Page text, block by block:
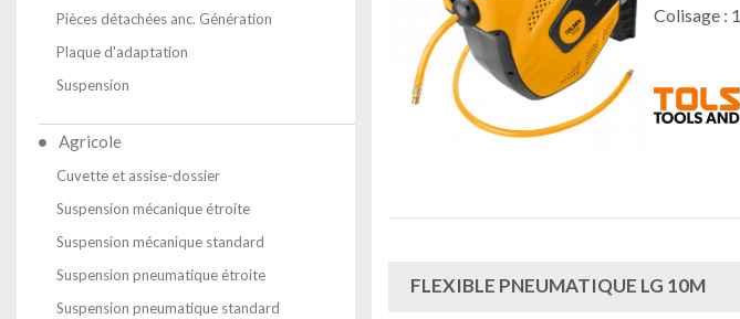
Pièces détachées anc. Génération
Plaque d'adaptation
Suspension
Agricole
Cuvette et assise-dossier
Suspension mécanique étroite
Suspension mécanique standard
Suspension pneumatique étroite
Suspension pneumatique standard
Colisage : 1
FLEXIBLE PNEUMATIQUE LG 10M